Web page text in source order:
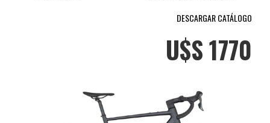
con Flare (abocardado).
FrenosTektro M-275 o M-
300 (Disco Mecánico,
rotores de 160 mm).
DESCARGAR CATÁLOGO
U$S 1770